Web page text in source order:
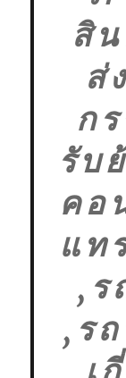
สิ
ส่
ก
รับ
คอ
แท
,ร
,ร